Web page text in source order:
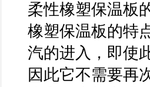
柔性橡塑保温板
橡塑保温板的特
汽的进入，即使
因此它不需要再